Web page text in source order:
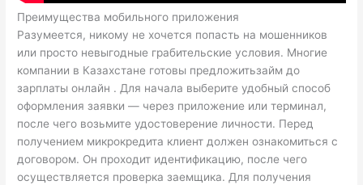
Преимущества мобильного приложения
Разумеется, никому не хочется попасть на мошенников
или просто невыгодные грабительские условия. Многие
компании в Казахстане готовы предложитьзайм до
зарплаты онлайн . Для начала выберите удобный способ
оформления заявки — через приложение или терминал,
после чего возьмите удостоверение личности. Перед
получением микрокредита клиент должен ознакомиться с
договором. Он проходит идентификацию, после чего
осуществляется проверка заемщика. Для получения